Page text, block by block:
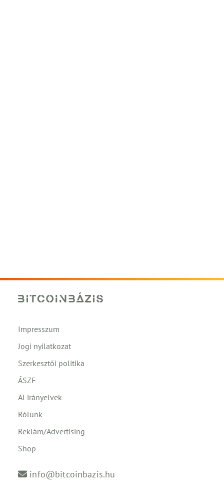
Impresszum
Jogi nyilatkozat
Szerkesztői politika
ÁSZF
AI irányelvek
Rólunk
Reklám/Advertising
Shop
info@bitcoinbazis.hu